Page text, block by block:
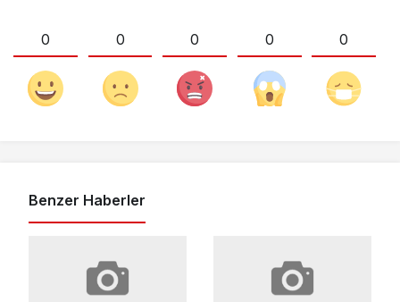
0 0 0 0 0
Benzer Haberler